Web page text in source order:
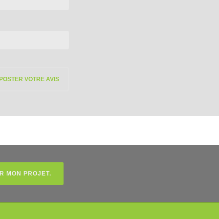
MON PROJET.